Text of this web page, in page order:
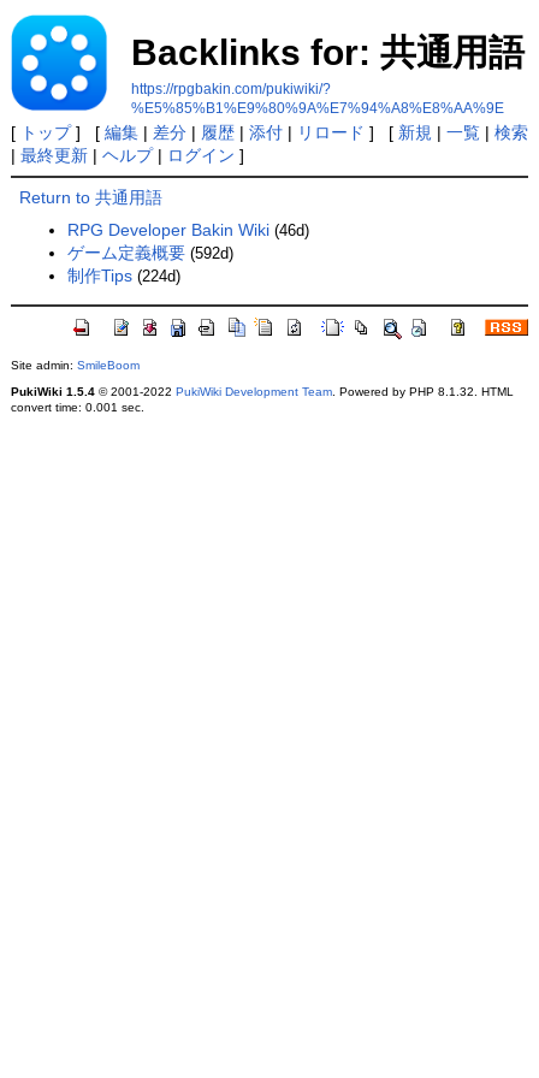
Backlinks for: 共通用語
https://rpgbakin.com/pukiwiki/?
%E5%85%B1%E9%80%9A%E7%94%A8%E8%AA%9E
[ トップ] [ 編集| 差分| 履歴| 添付| リロード ] [ 新規 | 一覧| 検索
| 最終更新| ヘルプ| ログイン ]
Return to 共通用語
RPG Developer Bakin Wiki (46d)
ゲーム定義概要 (592d)
制作Tips (224d)
Site admin: SmileBoom
PukiWiki 1.5.4© 2001-2022 PukiWiki Development Team. Powered by PHP 8.1.32. HTML
convert time: 0.001 sec.